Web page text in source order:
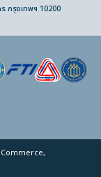
กรุงเทพฯ 10200